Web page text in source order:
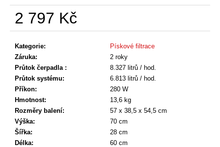
2 797 Kč
Měrná
Kategorie:
Pískové filtrace
Záruka:
2 roky
Průtok čerpadla :
8.327 litrů / hod.
Průtok systému:
6.813 litrů / hod.
Příkon:
280 W
Hmotnost:
13,6 kg
Rozměry balení:
57 x 38,5 x 54,5 cm
Výška:
70 cm
Šířka:
28 cm
Délka:
60 cm
u
e
m
e